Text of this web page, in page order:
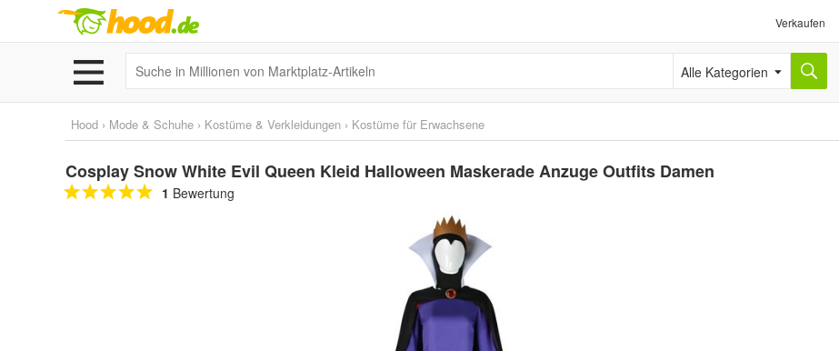
Verkaufen
Alle Kategorien
Hood › Mode & Schuhe › Kostüme & Verkleidungen › Kostüme für Erwachsene
Cosplay Snow White Evil Queen Kleid Halloween Maskerade Anzuge Outfits Damen
1 Bewertung